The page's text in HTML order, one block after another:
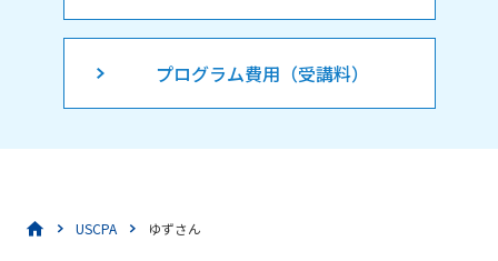
プログラム費用（受講料）
USCPA ゆずさん